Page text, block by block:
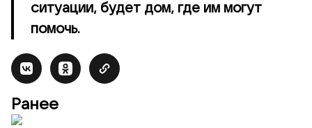
ситуации, будет дом, где им могут
помочь.
Ранее